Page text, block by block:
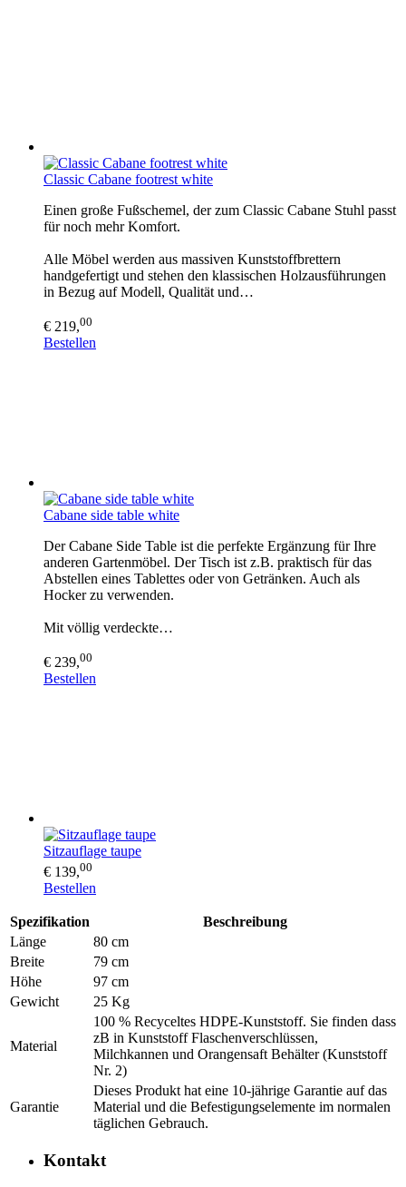
Classic Cabane footrest white
Einen große Fußschemel, der zum Classic Cabane Stuhl passt
für noch mehr Komfort.
Alle Möbel werden aus massiven Kunststoffbrettern
handgefertigt und stehen den klassischen Holzausführungen
in Bezug auf Modell, Qualität und…
€ 219,00
Bestellen
Cabane side table white
Der Cabane Side Table ist die perfekte Ergänzung für Ihre
anderen Gartenmöbel. Der Tisch ist z.B. praktisch für das
Abstellen eines Tablettes oder von Getränken. Auch als
Hocker zu verwenden.
Mit völlig verdeckte…
€ 239,00
Bestellen
Sitzauflage taupe
€ 139,00
Bestellen
Spezifikation
Beschreibung
Länge
80 cm
Breite
79 cm
Höhe
97 cm
Gewicht
25 Kg
Material
100 % Recyceltes HDPE-Kunststoff. Sie finden dass
zB in Kunststoff Flaschenverschlüssen,
Milchkannen und Orangensaft Behälter (Kunststoff
Nr. 2)
Garantie
Dieses Produkt hat eine 10-jährige Garantie auf das
Material und die Befestigungselemente im normalen
täglichen Gebrauch.
Kontakt